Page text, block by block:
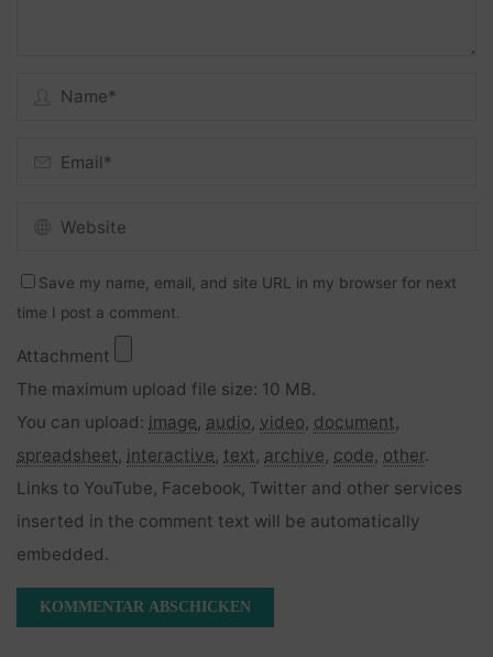
Save my name, email, and site URL in my browser for next
time I post a comment.
Attachment
The maximum upload file size: 10 MB.
You can upload: image, audio, video, document,
spreadsheet, interactive, text, archive, code, other.
Links to YouTube, Facebook, Twitter and other services
inserted in the comment text will be automatically
embedded.